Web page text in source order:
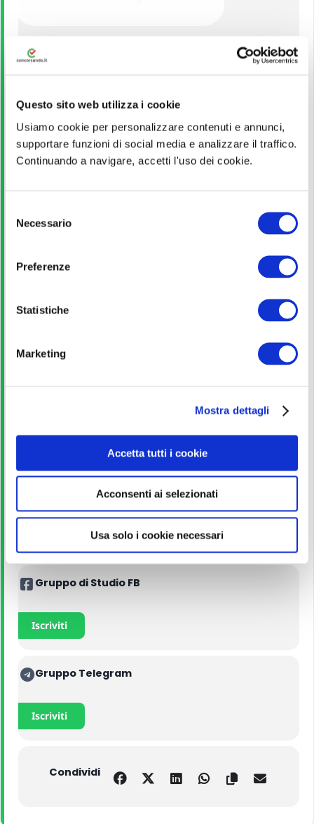
Questo sito web utilizza i cookie
Usiamo cookie per personalizzare contenuti e annunci,
supportare funzioni di social media e analizzare il traffico.
Continuando a navigare, accetti l'uso dei cookie.
Necessario
Preferenze
Statistiche
Marketing
Mostra dettagli
Accetta tutti i cookie
Acconsenti ai selezionati
Usa solo i cookie necessari
VEDI ALTRI CONCORSI DELLO STESSO ENTE
Titolo di Studio
Pagina ufficiale
Scopri di più
Bando di concorso
Scarica
Acquista con lo sconto
Gruppo di Studio FB
Iscriviti
Gruppo Telegram
Iscriviti
Condividi